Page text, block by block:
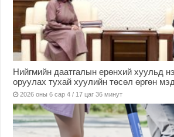
Нийгмийн даатгалын ерөнхий хуульд
оруулах тухай хуулийн төсөл өргөн
2026 оны 6 сар 4 / 17 цаг 36 минут